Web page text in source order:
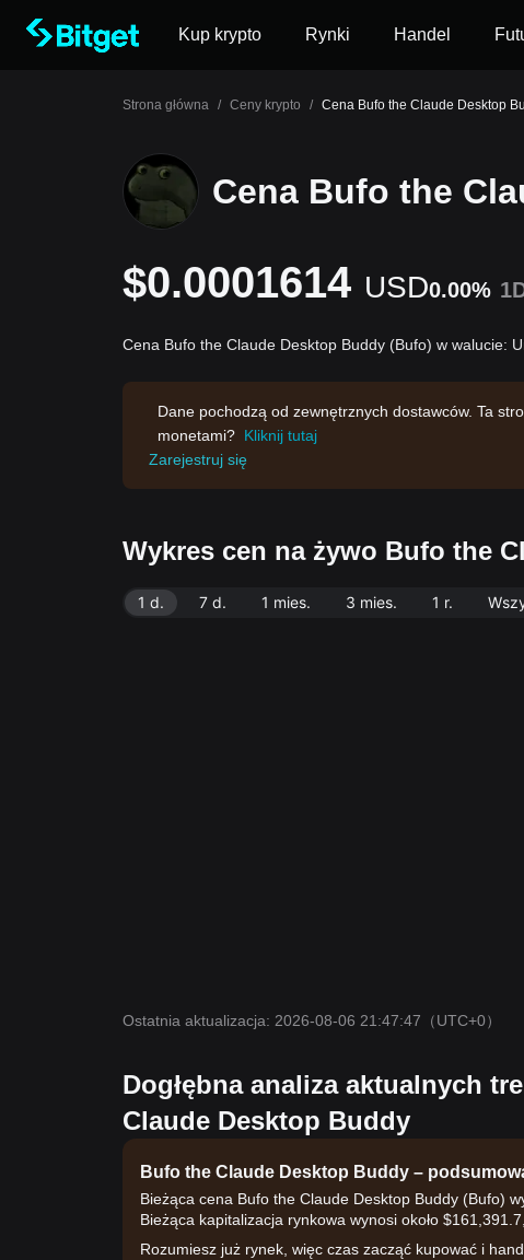
Kup krypto Rynki Handel
Strona główna / Ceny krypto / Cena Bufo the Claude Desktop
Cena Bufo the
$0.0001614 USD0.00%
Cena Bufo the Claude Desktop Buddy (Bufo) w walucie:
Dane pochodzą od zewnętrznych dostawców. Ta
monetami? Kliknij tutaj
Zarejestruj się
Wykres cen na żywo Bufo the
1 d. 7 d. 1 mies. 3 mies. 1 r.
Ostatnia aktualizacja: 2026-08-06 21:47:47 （UTC+0）
Dogłębna analiza aktualnych
Claude Desktop Buddy
Bufo the Claude Desktop Buddy –
Bieżąca cena Bufo the Claude Desktop Buddy (Bufo)
Bieżąca kapitalizacja rynkowa wynosi około
Rozumiesz już rynek, więc czas zacząć kupować i